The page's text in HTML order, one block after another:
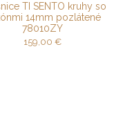
TI SENTO kruhy so
14mm pozlátené
78010ZY
159,00 €